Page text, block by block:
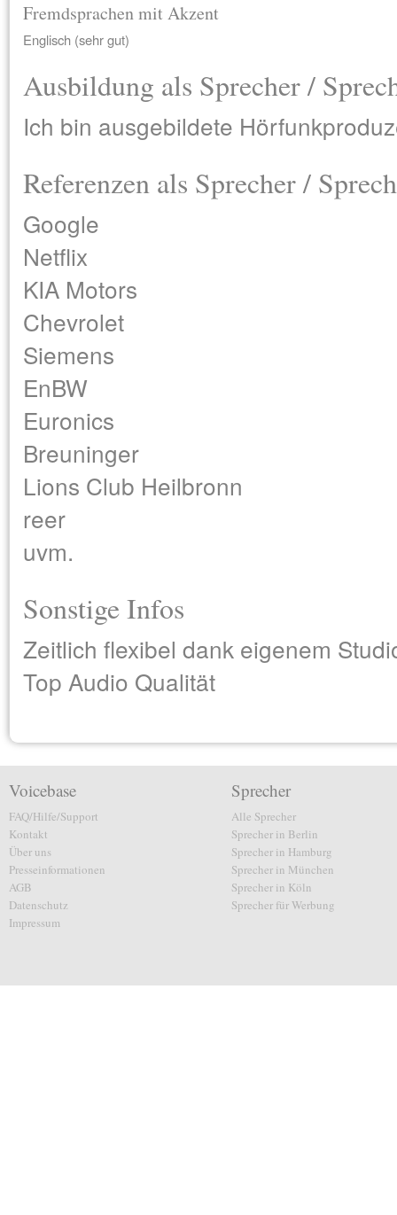
Fremdsprachen mit Akzent
Englisch (sehr gut)
Ausbildung als Sprecher /
Ich bin ausgebildete
Referenzen als Sprecher /
Google
Netflix
KIA Motors
Chevrolet
Siemens
EnBW
Euronics
Breuninger
Lions Club Heilbronn
reer
uvm.
Sonstige Infos
Zeitlich flexibel dank eigenem
Top Audio Qualität
Voicebase
FAQ/Hilfe/Support
Kontakt
Über uns
Presseinformationen
AGB
Datenschutz
Impressum
Sprecher
Alle Sprecher
Sprecher in Berlin
Sprecher in Hamburg
Sprecher in München
Sprecher in Köln
Sprecher für Werbung